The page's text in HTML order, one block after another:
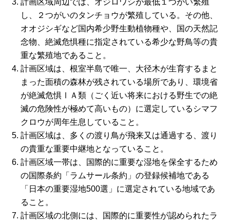
計画区域周辺では、オジロワシが最低１つがい繁殖
し、２つがいのタンチョウが繁殖している。その他、
オオジシギなど国内希少野生動植物種や、国の天然記
念物、絶滅危惧種に指定されている希少な野鳥等の貴
重な繁殖地であること。
計画区域は、根室半島で唯一、大径木が生育するまと
まった面積の森林が残されている場所であり、環境省
が絶滅危惧ⅠＡ類（ごく近い将来における野生での絶
滅の危険性が極めて高いもの）に選定しているシマフ
クロウが周年生息していること。
計画区域は、多くの渡り鳥が飛来又は通過する、渡り
の貴重な重要中継地となっていること。
計画区域一帯は、国際的に重要な湿地を保全するため
の国際条約「ラムサール条約」の登録候補地である
「日本の重要湿地500選」に選定されている地域であ
ること。
計画区域の北側には、国際的に重要性が認められたラ